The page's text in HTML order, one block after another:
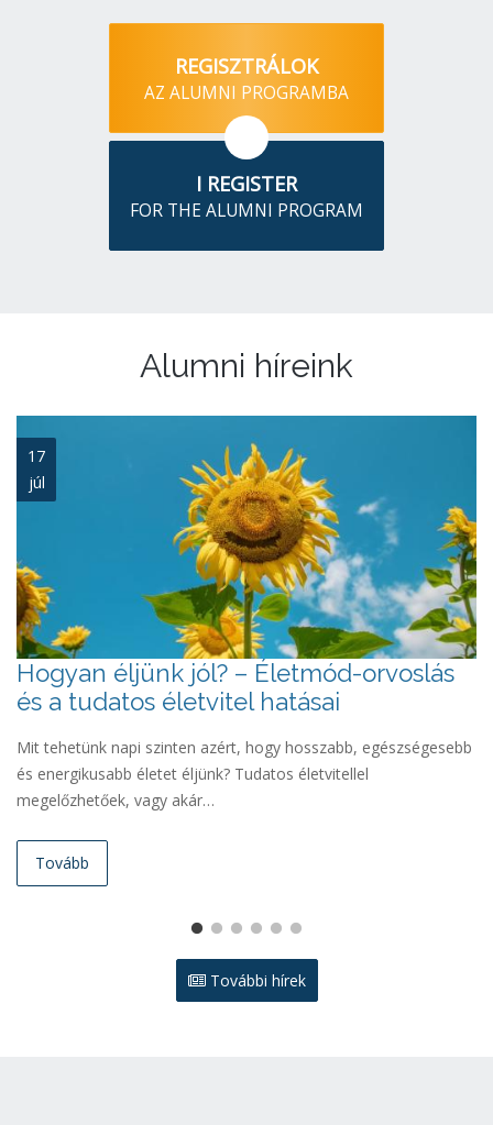
REGISZTRÁLOK
AZ ALUMNI PROGRAMBA
I REGISTER
FOR THE ALUMNI PROGRAM
Alumni híreink
17
júl
Hogyan éljünk jól? – Életmód-orvoslás
és a tudatos életvitel hatásai
Mit tehetünk napi szinten azért, hogy hosszabb, egészségesebb
és energikusabb életet éljünk? Tudatos életvitellel
megelőzhetőek, vagy akár…
Tovább
További hírek